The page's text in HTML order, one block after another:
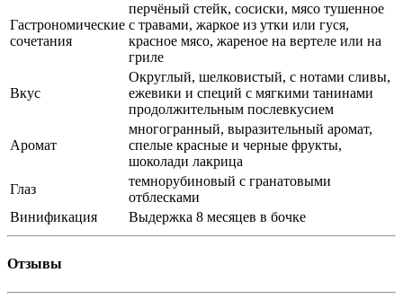
Гастрономические
сочетания
перчёный стейк, сосиски, мясо тушенное
с травами, жаркое из утки или гуся,
красное мясо, жареное на вертеле или на
гриле
Вкус
Округлый, шелковистый, с нотами сливы,
ежевики и специй с мягкими танинами
продолжительным послевкусием
Аромат
многогранный, выразительный аромат,
спелые красные и черные фрукты,
шоколади лакрица
Глаз
темнорубиновый с гранатовыми
отблесками
Винификация
Выдержка 8 месяцев в бочке
Отзывы